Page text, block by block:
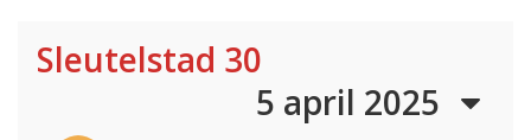
Sleutelstad 30
5 april 2025